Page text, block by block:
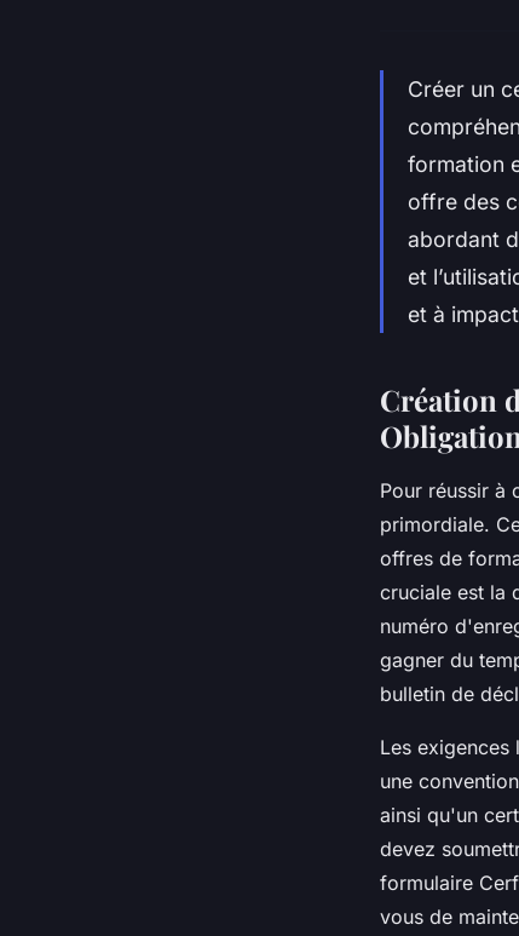
Créer un
formation
offre des
abordant
et
et à
Création
Pour réussir à
primordiale.
offres de
cruciale est la
numéro
gagner du
bulletin de
Les
une
ainsi qu'un
devez
formulaire
vous de